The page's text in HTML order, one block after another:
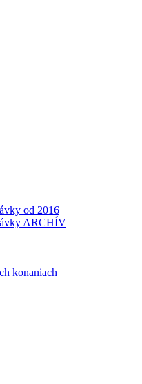
od 2016
ARCHÍV
konaniach